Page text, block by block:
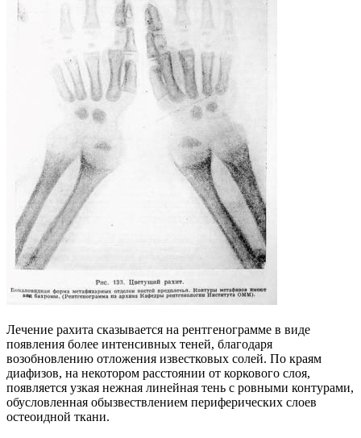
Лечение рахита сказывается на рентгенограмме в виде
появления более интенсивных теней, благодаря
возобновлению отложения известковых солей. По краям
диафизов, на некотором расстоянии от коркового слоя,
появляется узкая нежная линейная тень с ровными контурами,
обусловленная обызвествлением периферических слоев
остеоидной ткани.